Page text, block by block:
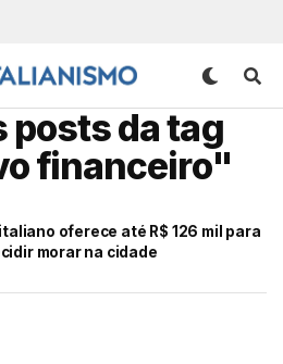
posts da tag
financeiro"
oferece até R$ 126 mil para
morar na cidade